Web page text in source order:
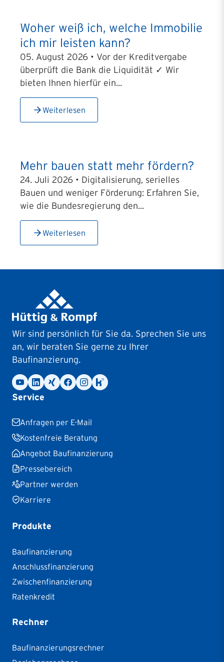
Woher weiß ich, welche Immobilie
ich mir leisten kann?
05. August 2026 • Vor der Kreditvergabe
überprüft die Bank die Liquidität ✓ Wir
bieten Ihnen hierfür ein...
Weiterlesen
Mehr bauen statt mehr fördern?
24. Juli 2026 • Digitalisierung, serielles
Bauen und weniger Förderung: Erfahren Sie,
wie die Bundesregierung den...
Weiterlesen
Wir sind persönlich für Sie da. Sprechen Sie uns
an, wir beraten Sie gerne zu Ihrer
Baufinanzierung.
Service
Anfragen per E-Mail
Kostenfreie Beratung
Angebot Baufinanzierung
Pressebereich
Partner werden
Karriere
Produkte
Baufinanzierung
Anschlussfinanzierung
Zwischenfinanzierung
Ratenkredit
Rechner
Baufinanzierungsrechner